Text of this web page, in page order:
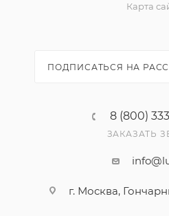
Карта
ПОДПИСАТЬСЯ НА
8 (800)
ЗАКАЗАТЬ
г. Москва,